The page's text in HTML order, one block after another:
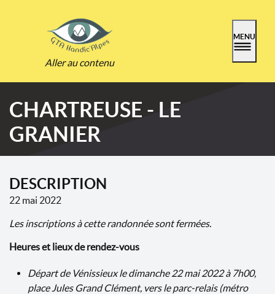
Aller au contenu
MENU
CHARTREUSE - LE
GRANIER
DESCRIPTION
22 mai 2022
Les inscriptions à cette randonnée sont fermées.
Heures et lieux de rendez-vous
Départ de Vénissieux le dimanche 22 mai 2022 à 7h00,
place Jules Grand Clément, vers le parc-relais (métro